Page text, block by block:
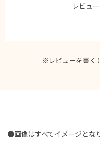
レビュ
※レビューを書く
●画像はすべてイメージとな